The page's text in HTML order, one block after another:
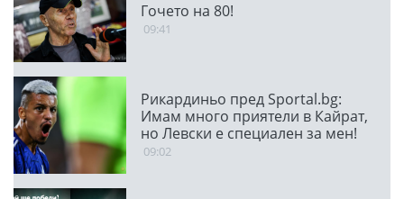
Гочето на 80!
09:41
Рикардиньо пред Sportal.bg:
Имам много приятели в Кайрат,
но Левски е специален за мен!
09:02